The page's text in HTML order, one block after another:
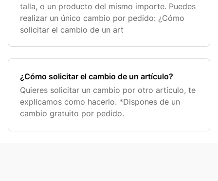
talla, o un producto del mismo importe. Puedes
realizar un único cambio por pedido: ¿Cómo
solicitar el cambio de un art
¿Cómo solicitar el cambio de un artículo?
Quieres solicitar un cambio por otro artículo, te
explicamos como hacerlo. *Dispones de un
cambio gratuito por pedido.